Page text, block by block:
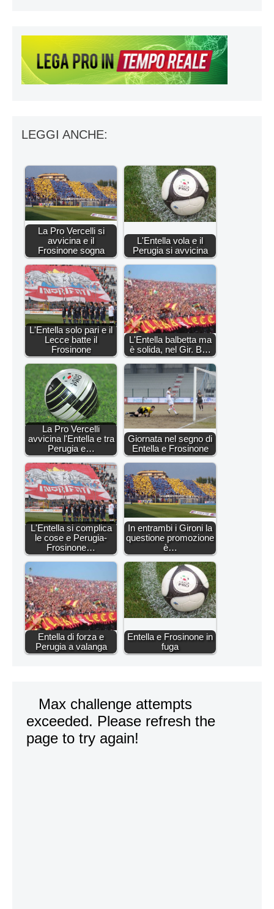
LEGGI ANCHE:
La Pro Vercelli si
avvicina e il
Frosinone sogna
L'Entella vola e il
Perugia si avvicina
L'Entella solo pari e il
Lecce batte il
Frosinone
L'Entella balbetta ma
è solida, nel Gir. B…
La Pro Vercelli
avvicina l'Entella e tra
Perugia e…
Giornata nel segno di
Entella e Frosinone
L'Entella si complica
le cose e Perugia-
Frosinone…
In entrambi i Gironi la
questione promozione
è…
Entella di forza e
Perugia a valanga
Entella e Frosinone in
fuga